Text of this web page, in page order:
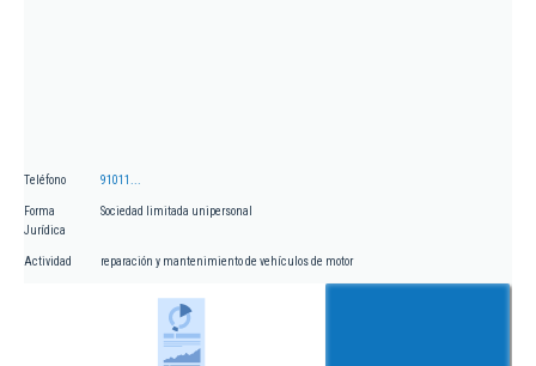
Teléfono 91011...
Forma
Jurídica
Sociedad limitada unipersonal
Actividad reparación y mantenimiento de vehículos de motor